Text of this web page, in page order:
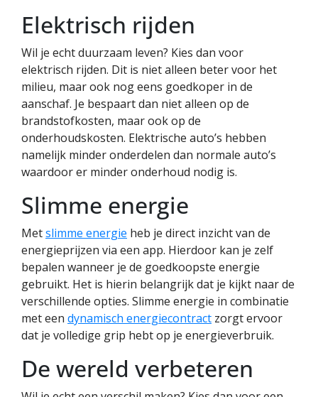
Elektrisch rijden
Wil je echt duurzaam leven? Kies dan voor
elektrisch rijden. Dit is niet alleen beter voor het
milieu, maar ook nog eens goedkoper in de
aanschaf. Je bespaart dan niet alleen op de
brandstofkosten, maar ook op de
onderhoudskosten. Elektrische auto’s hebben
namelijk minder onderdelen dan normale auto’s
waardoor er minder onderhoud nodig is.
Slimme energie
Metslimme energie heb je direct inzicht van de
energieprijzen via een app. Hierdoor kan je zelf
bepalen wanneer je de goedkoopste energie
gebruikt. Het is hierin belangrijk dat je kijkt naar de
verschillende opties. Slimme energie in combinatie
met een dynamisch energiecontract zorgt ervoor
dat je volledige grip hebt op je energieverbruik.
De wereld verbeteren